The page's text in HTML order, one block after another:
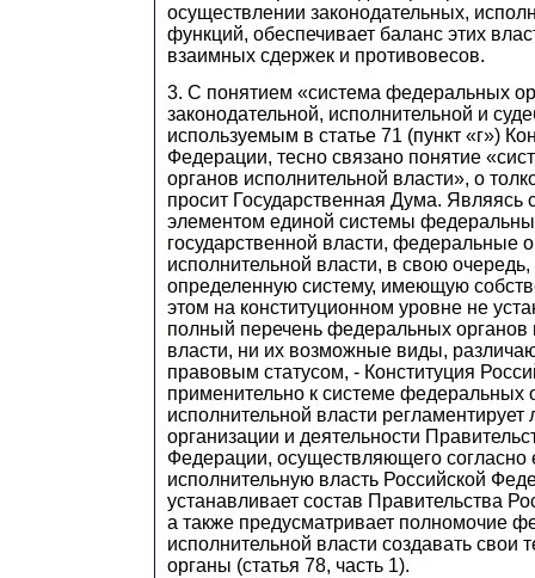
осуществлении законодательных,
функций, обеспечивает баланс этих
взаимных сдержек и противовесов.
3. С понятием «система федеральных
законодательной, исполнительной и
используемым в статье 71 (пункт «г»)
Федерации, тесно связано понятие
органов исполнительной власти», о
просит Государственная Дума. Являясь
элементом единой системы
государственной власти, федеральные
исполнительной власти, в свою
определенную систему, имеющую
этом на конституционном уровне не
полный перечень федеральных органов
власти, ни их возможные виды,
правовым статусом, - Конституция
применительно к системе федеральных
исполнительной власти
организации и деятельности
Федерации, осуществляющего согласно
исполнительную власть Российской
устанавливает состав Правительства
а также предусматривает полномочие
исполнительной власти создавать свои
органы (статья 78, часть 1).